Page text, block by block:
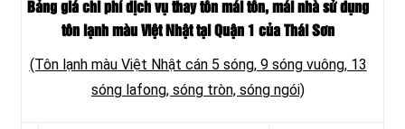
Bảng giá chi phí dịch vụ thay tôn mái tôn, mái nhà sử dụng
tôn lạnh màu Việt Nhật tại Quận 1 của Thái Sơn
(Tôn lạnh màu Việt Nhật cán 5 sóng, 9 sóng vuông, 13
sóng lafong, sóng tròn, sóng ngói)